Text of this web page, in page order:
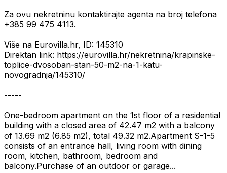
Za ovu nekretninu kontaktirajte agenta na broj telefona
+385 99 475 4113.
Više na Eurovilla.hr, ID: 145310
Direktan link: https://eurovilla.hr/nekretnina/krapinske-
toplice-dvosoban-stan-50-m2-na-1-katu-
novogradnja/145310/
-----
One-bedroom apartment on the 1st floor of a residential
building with a closed area of 42.47 m2 with a balcony
of 13.69 m2 (6.85 m2), total 49.32 m2.Apartment S-1-5
consists of an entrance hall, living room with dining
room, kitchen, bathroom, bedroom and
balcony.Purchase of an outdoor or garage...